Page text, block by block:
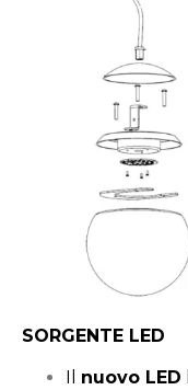
SORGENTE LED
nuovo LED